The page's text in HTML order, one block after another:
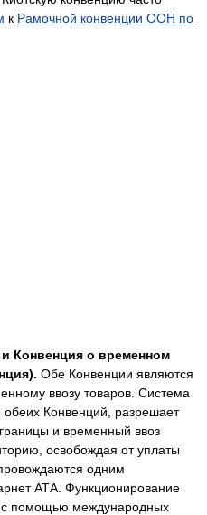
к Рамочной конвенции ООН по
Конвенция о временном
Обе Конвенции являются
ввозу товаров. Система
обеих Конвенций, разрешает
и временный ввоз
освобождая от уплаты
одним
АТА. Функционирование
с помощью международных